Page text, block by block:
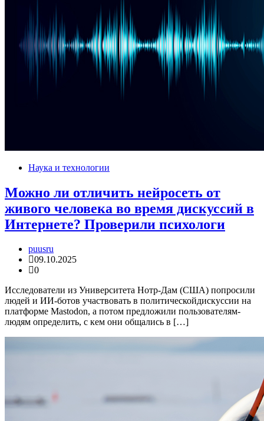
Наука и технологии
Можно ли отличить нейросеть от
живого человека во время дискуссий в
Интернете? Проверили психологи
puusru
09.10.2025
0
Исследователи из Университета Нотр-Дам (США) попросили
людей и ИИ-ботов участвовать в политическойдискуссии на
платформе Mastodon, а потом предложили пользователям-
людям определить, с кем они общались в […]